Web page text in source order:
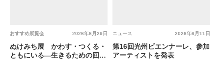
2026年6月29日
おすすめ展覧会
ぬけみち展 かわす・つくる・
ともにいる―生きるための回路
2026年6月11日
ニュース
第16回光州ビエンナーレ、参加
アーティストを発表